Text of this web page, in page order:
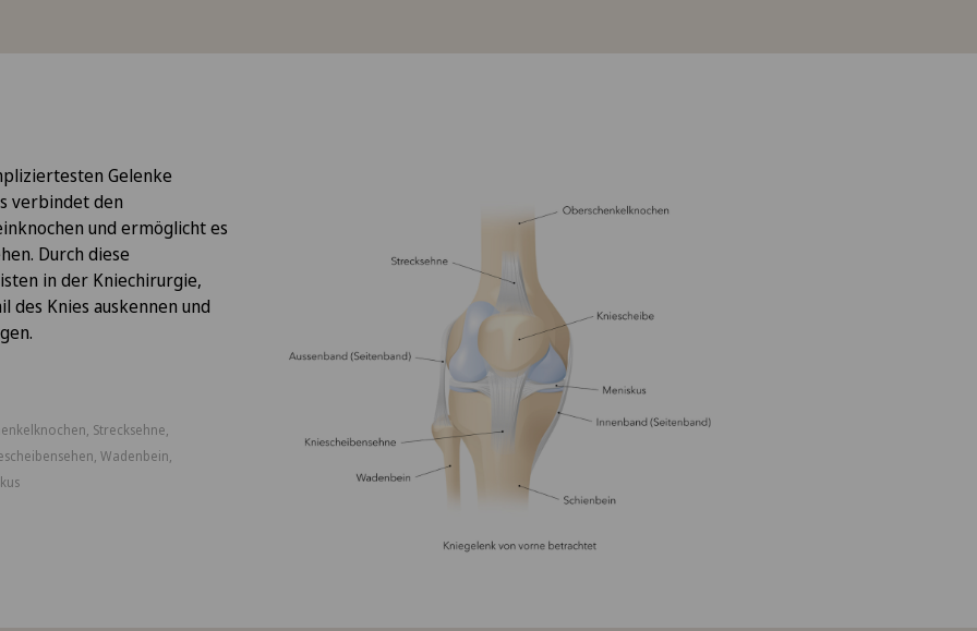
Gelenke
verbindet den
und ermöglicht es
Durch diese
in der Kniechirurgie,
des Knies auskennen und
Strecksehne,
Wadenbein,